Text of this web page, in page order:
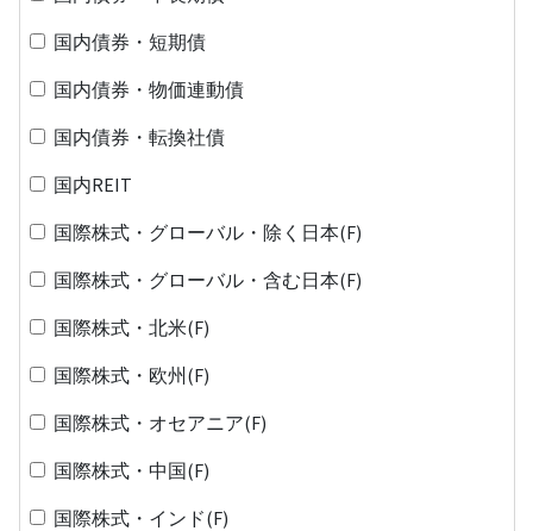
国内債券・短期債
国内債券・物価連動債
国内債券・転換社債
国内REIT
国際株式・グローバル・除く日本(F)
国際株式・グローバル・含む日本(F)
国際株式・北米(F)
国際株式・欧州(F)
国際株式・オセアニア(F)
国際株式・中国(F)
国際株式・インド(F)